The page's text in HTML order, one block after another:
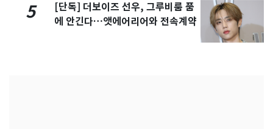
5
[단독] 더보이즈 선우, 그루비룸 품
에 안긴다…앳에어리어와 전속계약